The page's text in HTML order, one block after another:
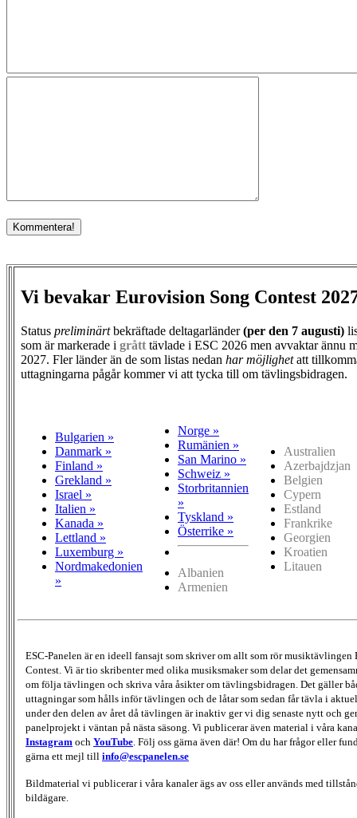
Vi bevakar Eurovision Song Contest
Status preliminärtbekräftade deltagarländer(per den 7 augusti)
som är markerade i grått tävlade i ESC 2026 men avvaktar ännu
2027. Fler länder än de som listas nedan har möjlighetatt
uttagningarna pågår kommer vi att tycka till om tävlingsbidragen.
Bulgarien »
Danmark »
Finland »
Grekland »
Israel »
Italien »
Kanada »
Lettland »
Luxemburg »
Nordmakedonien
»
Norge »
Rumänien »
San Marino »
Schweiz »
Storbritannien
»
Tyskland »
Österrike »
Albanien
Armenien
Australien
Azerbajdzjan
Belgien
Cypern
Estland
Frankrike
Georgien
Kroatien
Litauen
ESC-Panelen är en ideell fansajt som skriver om allt som rör musiktävlingen
Contest. Vi är tio skribenter med olika musiksmaker som delar det
om följa tävlingen och skriva våra åsikter om tävlingsbidragen. Det gäller
uttagningar som hålls inför tävlingen och de låtar som sedan får tävla i
under den delen av året då tävlingen är inaktiv ger vi dig senaste nytt och
panelprojekt i väntan på nästa säsong. Vi publicerar även material i våra
Instagram och YouTube . Följ oss gärna även där! Om du har frågor eller
gärna ett mejl till info@escpanelen.se
Bildmaterial vi publicerar i våra kanaler ägs av oss eller används med
bildägare.